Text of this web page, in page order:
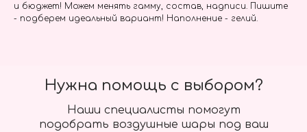
и бюджет! Можем менять гамму, состав, надписи. Пишите
- подберем идеальный вариант! Наполнение - гелий.
Наши специалисты помогут
подобрать воздушные шары под ваш
Нужна помощь с выбором?